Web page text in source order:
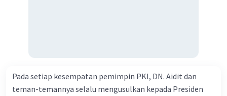
Pada setiap kesempatan pemimpin PKI, DN. Aidit dan
teman-temannya selalu mengusulkan kepada Presiden